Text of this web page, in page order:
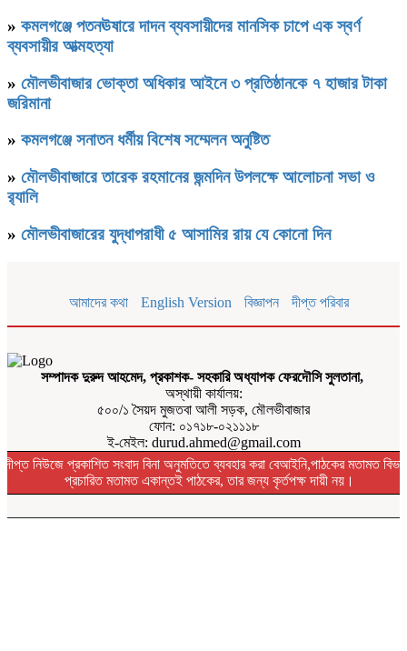
» কমলগঞ্জে পতনঊষারে দাদন ব্যবসায়ীদের মানসিক চাপে এক স্বর্ণ
ব্যবসায়ীর আত্মহত্যা
» মৌলভীবাজার ভোক্তা অধিকার আইনে ৩ প্রতিষ্ঠানকে ৭ হাজার টাকা
জরিমানা
» কমলগঞ্জে সনাতন ধর্মীয় বিশেষ সম্মেলন অনুষ্টিত
» মৌলভীবাজারে তারেক রহমানের জন্মদিন উপলক্ষে আলোচনা সভা ও
র‌্যালি
» মৌলভীবাজারের যুদ্ধাপরাধী ৫ আসামির রায় যে কোনো দিন
আমাদের কথা English Version বিজ্ঞাপন দীপ্ত পরিবার
সম্পাদক দুরুদ আহমেদ, প্রকাশক- সহকারি অধ্যাপক ফেরদৌসি সুলতানা,
অস্থায়ী কার্যালয়:
৫০০/১ সৈয়দ মুজতবা আলী সড়ক, মৌলভীবাজার
ফোন: ০১৭১৮-০২১১১৮
ই-মেইল: durud.ahmed@gmail.com
দীপ্ত নিউজে প্রকাশিত সংবাদ বিনা অনুমতিতে ব্যবহার করা বেআইনি,পাঠকের মতামত
প্রচারিত মতামত একান্তই পাঠকের, তার জন্য কৃর্তপক্ষ দায়ী নয়।